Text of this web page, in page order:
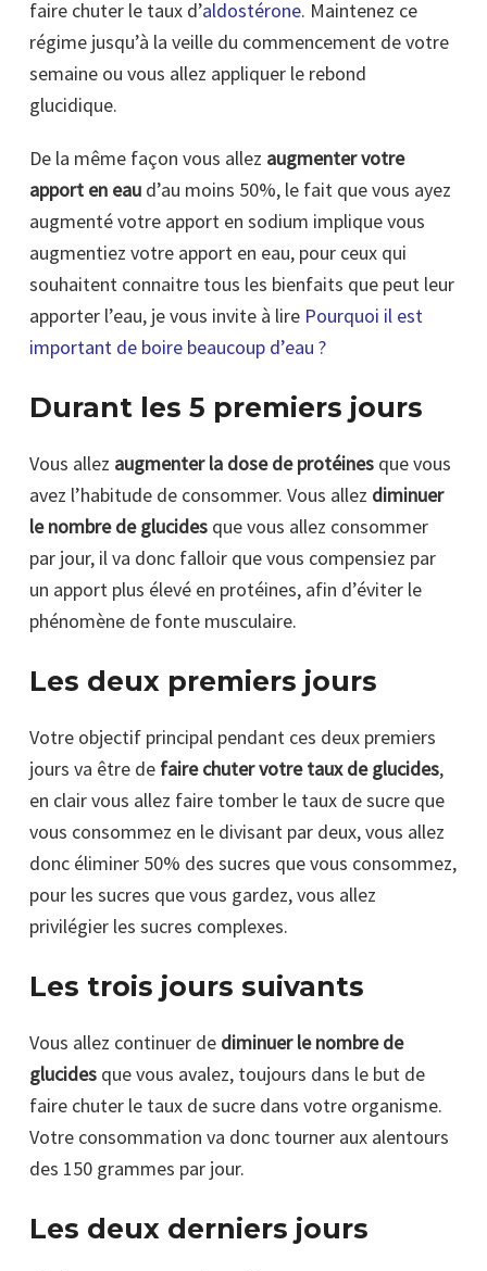
faire chuter le taux d’aldostérone. Maintenez ce
régime jusqu’à la veille du commencement de votre
semaine ou vous allez appliquer le rebond
glucidique.
De la même façon vous allez augmenter votre
apport en eau d’au moins 50%, le fait que vous ayez
augmenté votre apport en sodium implique vous
augmentiez votre apport en eau, pour ceux qui
souhaitent connaitre tous les bienfaits que peut leur
apporter l’eau, je vous invite à lire Pourquoi il est
important de boire beaucoup d’eau ?
Durant les 5 premiers jours
Vous allez augmenter la dose de protéines que vous
avez l’habitude de consommer. Vous allez diminuer
le nombre de glucides que vous allez consommer
par jour, il va donc falloir que vous compensiez par
un apport plus élevé en protéines, afin d’éviter le
phénomène de fonte musculaire.
Les deux premiers jours
Votre objectif principal pendant ces deux premiers
jours va être de faire chuter votre taux de glucides,
en clair vous allez faire tomber le taux de sucre que
vous consommez en le divisant par deux, vous allez
donc éliminer 50% des sucres que vous consommez,
pour les sucres que vous gardez, vous allez
privilégier les sucres complexes.
Les trois jours suivants
Vous allez continuer de diminuer le nombre de
glucides que vous avalez, toujours dans le but de
faire chuter le taux de sucre dans votre organisme.
Votre consommation va donc tourner aux alentours
des 150 grammes par jour.
Les deux derniers jours